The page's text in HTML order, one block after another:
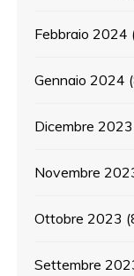
Febbraio 2024
Gennaio 2024
Dicembre 2023
Novembre
Ottobre 2023
Settembre